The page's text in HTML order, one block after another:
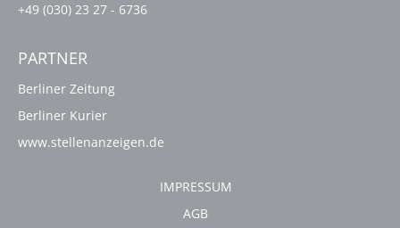
+49 (030) 23 27 - 6736
PARTNER
Berliner Zeitung
Berliner Kurier
www.stellenanzeigen.de
IMPRESSUM
AGB